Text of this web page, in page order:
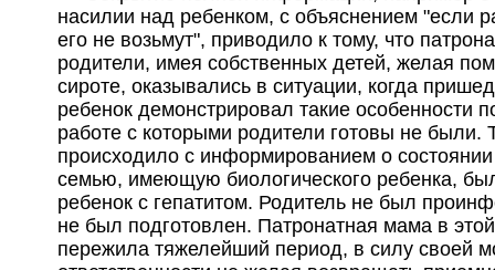
насилии над ребенком, с объяснением "если
его не возьмут", приводило к тому, что
родители, имея собственных детей, желая
сироте, оказывались в ситуации, когда
ребенок демонстрировал такие особенности
работе с которыми родители готовы не были.
происходило с информированием о
семью, имеющую биологического ребенка,
ребенок с гепатитом. Родитель не был
не был подготовлен. Патронатная мама в
пережила тяжелейший период, в силу своей